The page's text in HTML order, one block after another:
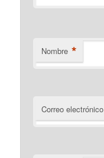
Nombre *
Correo electrónico